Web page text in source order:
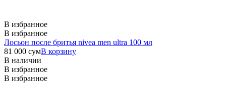
В избранное
В избранное
Лосьон после бритья nivea men ultra 100 мл
81 000 сумВ корзину
В наличии
В избранное
В избранное